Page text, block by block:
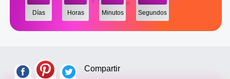
Días Horas Minutos Segundos
Compartir